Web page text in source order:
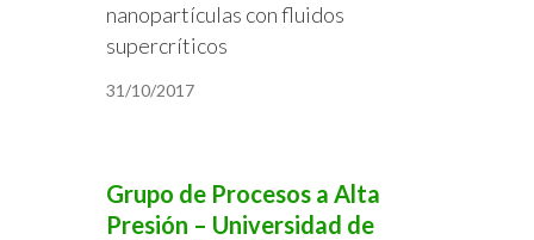
nanopartículas con fluidos
supercríticos
31/10/2017
Grupo de Procesos a Alta
Presión – Universidad de